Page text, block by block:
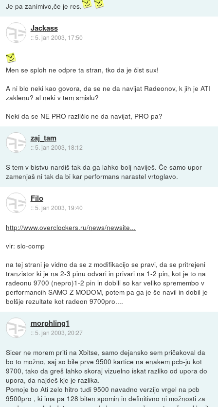
Je pa zanimivo,če je res.
Jackass
::5. jan 2003, 17:50
Men se sploh ne odpre ta stran, tko da je čist sux!
A ni blo neki kao govora, da se ne da navijat Radeonov, k jih je ATI
zaklenu? al neki v tem smislu?
Neki da se NE PRO različic ne da navijat, PRO pa?
zaj_tam
:: 5. jan 2003, 18:12
S tem v bistvu nardiš tak da ga lahko bolj naviješ. Če samo upor
zamenjaš ni tak da bi kar performans narastel vrtoglavo.
Filo
::5. jan 2003, 19:40
http://www.overclockers.ru/news/newsite...
vir: slo-comp
na tej strani je vidno da se z modifikacijo se pravi, da se pritrejeni
tranzistor ki je na 2-3 pinu odvari in privari na 1-2 pin, kot je to na
radeonu 9700 (nepro)1-2 pin in dobili so kar veliko spremembo v
performancih SAMO Z MODOM, potem pa ga je še navil in dobil je
bolšje rezultate kot radeon 9700pro....
morphling1
:: 5. jan 2003, 20:27
Sicer ne morem priti na Xbitse, samo dejansko sem pričakoval da
bo to možno, saj so bile prve 9500 kartice na enakem pcb-ju kot
9700, tako da greš lahko skoraj vizuelno iskat razliko od upora do
upora, da najdeš kje je razlika.
Pomoje bo Ati zelo hitro tudi 9500 navadno verzijo vrgel na pcb
9500pro , ki ima pa 128 biten spomin in definitivno ni možnosti za